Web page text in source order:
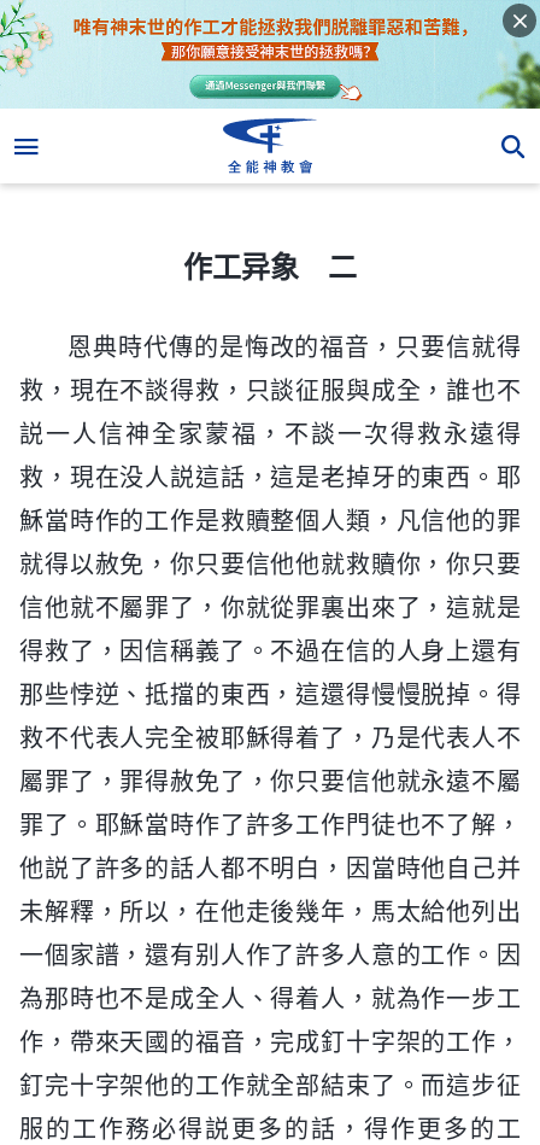
作工异象 二
恩典時代傳的是悔改的福音，只要信就得
救，現在不談得救，只談征服與成全，誰也不
説一人信神全家蒙福，不談一次得救永遠得
救，現在没人説這話，這是老掉牙的東西。耶
穌當時作的工作是救贖整個人類，凡信他的罪
就得以赦免，你只要信他他就救贖你，你只要
信他就不屬罪了，你就從罪裏出來了，這就是
得救了，因信稱義了。不過在信的人身上還有
那些悖逆、抵擋的東西，這還得慢慢脱掉。得
救不代表人完全被耶穌得着了，乃是代表人不
屬罪了，罪得赦免了，你只要信他就永遠不屬
罪了。耶穌當時作了許多工作門徒也不了解，
他説了許多的話人都不明白，因當時他自己并
未解釋，所以，在他走後幾年，馬太給他列出
一個家譜，還有别人作了許多人意的工作。因
為那時也不是成全人、得着人，就為作一步工
作，帶來天國的福音，完成釘十字架的工作，
釘完十字架他的工作就全部結束了。而這步征
服的工作務必得説更多的話，得作更多的工